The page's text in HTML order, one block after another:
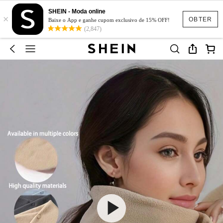
OBTER
×
SHEIN - Moda online
Baixe o App e ganhe cupom exclusivo de 15% OFF!
(2,847)